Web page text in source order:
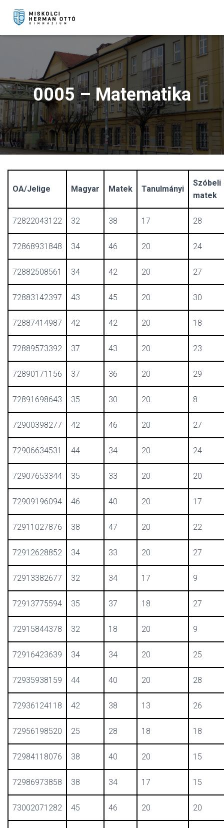
0005 – Matematika
OA/Jelige Magyar Matek Tanulmányi
Szóbeli
matek
72822043122 32 38 17 28
72868931848 34 46 20 24
72882508561 34 42 20 27
72883142397 43 45 20 30
72887414987 42 42 20 18
72889573392 37 43 20 23
72890171156 37 36 20 29
72891698643 35 30 20 8
72900398277 42 46 20 27
72906634531 44 34 20 24
72907653344 35 33 20 20
72909196094 46 40 20 17
72911027876 38 47 20 22
72912628852 34 33 20 27
72913382677 32 34 17 9
72913775594 35 37 18 27
72915844378 32 18 20 9
72916423639 34 34 20 25
72935938159 44 40 20 28
72936124118 42 38 13 26
72956198520 25 28 18 18
72984118076 38 40 20 15
72986973858 38 34 17 15
73002071282 45 46 20 20